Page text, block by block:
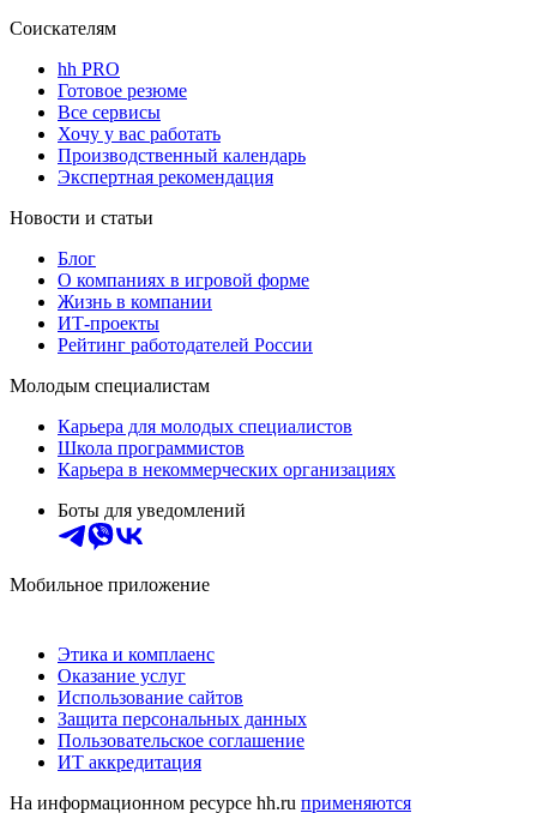
Соискателям
hh PRO
Готовое резюме
Все сервисы
Хочу у вас работать
Производственный календарь
Экспертная рекомендация
Новости и статьи
Блог
О компаниях в игровой форме
Жизнь в компании
ИТ-проекты
Рейтинг работодателей России
Молодым специалистам
Карьера для молодых специалистов
Школа программистов
Карьера в некоммерческих организациях
Боты для уведомлений
Мобильное приложение
Этика и комплаенс
Оказание услуг
Использование сайтов
Защита персональных данных
Пользовательское соглашение
ИТ аккредитация
На информационном ресурсе hh.ru применяются